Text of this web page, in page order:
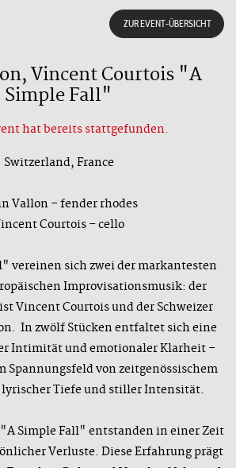
ZUR EVENT-ÜBERSICHT
Vincent Courtois "A
Simple Fall"
hat bereits stattgefunden.
Switzerland, France
Vallon – fender rhodes
Courtois – cello
vereinen sich zwei der markantesten
Improvisationsmusik: der
Vincent Courtois und der Schweizer
In zwölf Stücken entfaltet sich eine
Intimität und emotionaler Klarheit –
Spannungsfeld von zeitgenössischem
Tiefe und stiller Intensität.
Simple Fall" entstanden in einer Zeit
Verluste. Diese Erfahrung prägt